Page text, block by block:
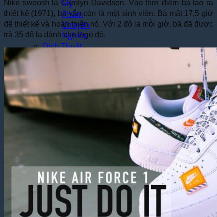
Mỹ
Phẩm
Chuyên
Nghiệp
Dịch Thuật
Thuật
Ngay
Vụ
Công
Chứng
Nhanh
Nike swoosh là Carolyn Davidson. Vào thời điểm bà tạo ra
thiết kế (1971), bà vẫn còn là một sinh viên. Bà mất 17,5 giờ
để thiết kế và hoàn thiện nó. Với 2 đô la mỗi giờ, bà đã được
trả 35 đô la dành cho logo đó.